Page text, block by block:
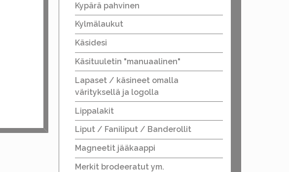
Kypärä pahvinen
Kylmälaukut
Käsidesi
Käsituuletin "manuaalinen"
Lapaset / käsineet omalla
värityksellä ja logolla
Lippalakit
Liput / Faniliput / Banderollit
Magneetit jääkaappi
Merkit brodeeratut ym.